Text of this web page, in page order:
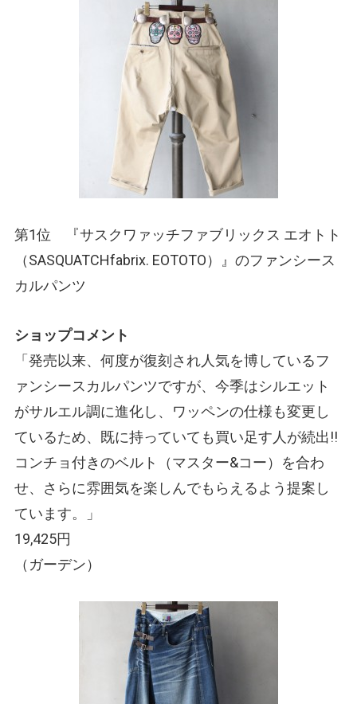
第1位 『サスクワァッチファブリックス エオトト
（SASQUATCHfabrix. EOTOTO）
』のファンシース
カルパンツ
ショップコメント
「発売以来、何度が復刻され人気を博しているフ
ァンシースカルパンツですが、今季はシルエット
がサルエル調に進化し、ワッペンの仕様も変更し
ているため、既に持っていても買い足す人が続出!!
コンチョ付きのベルト（マスター&コー）を合わ
せ、さらに雰囲気を楽しんでもらえるよう提案し
ています。」
19,425円
（ガーデン）